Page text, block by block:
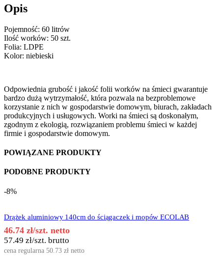
Opis
Pojemność: 60 litrów
Ilość worków: 50 szt.
Folia: LDPE
Kolor: niebieski
Odpowiednia grubość i jakość folii worków na śmieci gwarantuje
bardzo dużą wytrzymałość, która pozwala na bezproblemowe
korzystanie z nich w gospodarstwie domowym, biurach, zakładach
produkcyjnych i usługowych. Worki na śmieci są doskonałym,
zgodnym z ekologią, rozwiązaniem problemu śmieci w każdej
firmie i gospodarstwie domowym.
POWIĄZANE PRODUKTY
PODOBNE PRODUKTY
-8%
Drążek aluminiowy 140cm do ściągaczek i mopów ECOLAB
46.74 zł/szt. netto
57.49 zł/szt. brutto
cena regularna 50.73 zł netto